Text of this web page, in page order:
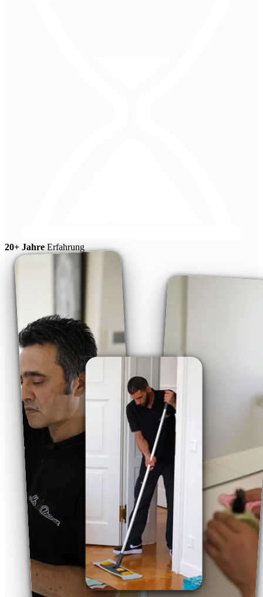
20+ Jahre Erfahrung